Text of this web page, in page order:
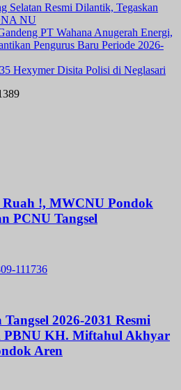
Selatan Resmi Dilantik, Tegaskan
NU
PT Wahana Anugerah Energi,
Pengurus Baru Periode 2026-
Hexymer Disita Polisi di Neglasari
!, MWCNU Pondok
PCNU Tangsel
2026-2031 Resmi
PBNU KH. Miftahul Akhyar
Aren